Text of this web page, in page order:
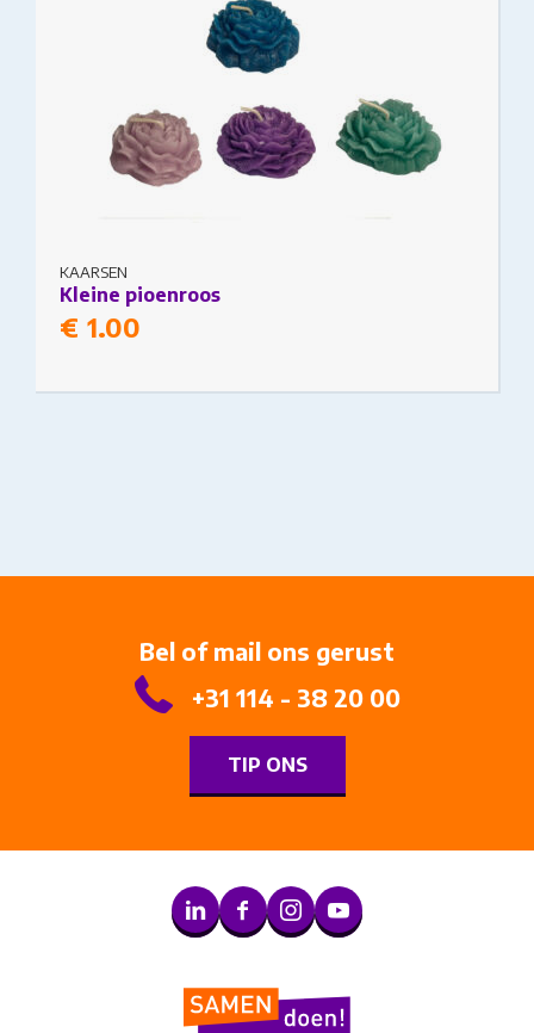
KAARSEN
Kleine pioenroos
€ 1.00
Bel of mail ons gerust
+31 114 - 38 20 00
TIP ONS